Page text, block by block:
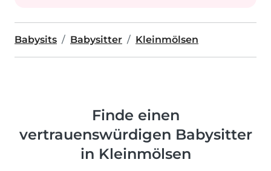
Babysits Babysitter Kleinmölsen
Finde einen
vertrauenswürdigen Babysitter
in Kleinmölsen